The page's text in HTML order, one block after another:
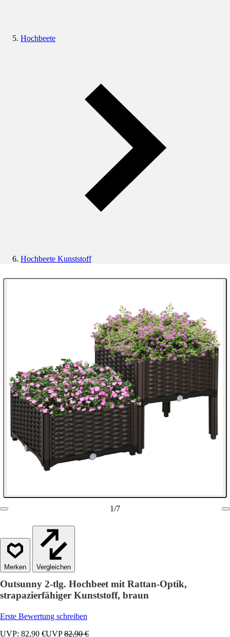
Hochbeete
Hochbeete Kunststoff
1/7
Vergleichen
Outsunny 2-tlg. Hochbeet mit Rattan-Optik,
strapazierfähiger Kunststoff, braun
Erste Bewertung schreiben
UVP: 82,90 €UVP82,90 €